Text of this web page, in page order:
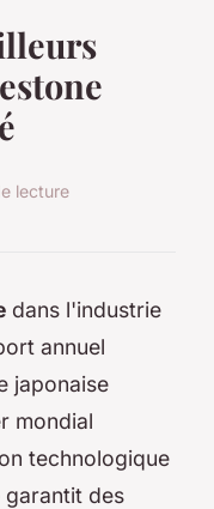
lecture
dans l'industrie
annuel
japonaise
mondial
technologique
garantit des